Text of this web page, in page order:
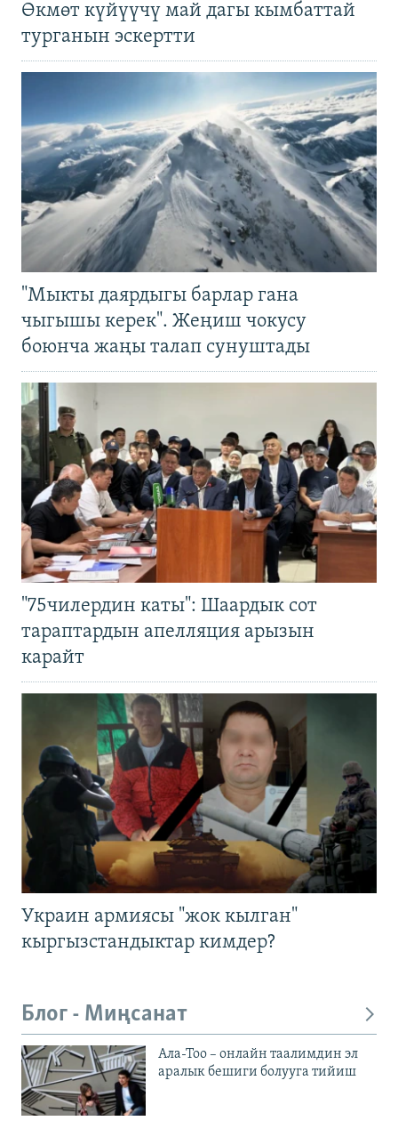
Өкмөт күйүүчү май дагы кымбаттай
турганын эскертти
"Мыкты даярдыгы барлар гана
чыгышы керек". Жеңиш чокусу
боюнча жаңы талап сунуштады
"75чилердин каты": Шаардык сот
тараптардын апелляция арызын
карайт
Украин армиясы "жок кылган"
кыргызстандыктар кимдер?
Блог - Миңсанат
Ала-Тоо – онлайн таалимдин эл
аралык бешиги болууга тийиш